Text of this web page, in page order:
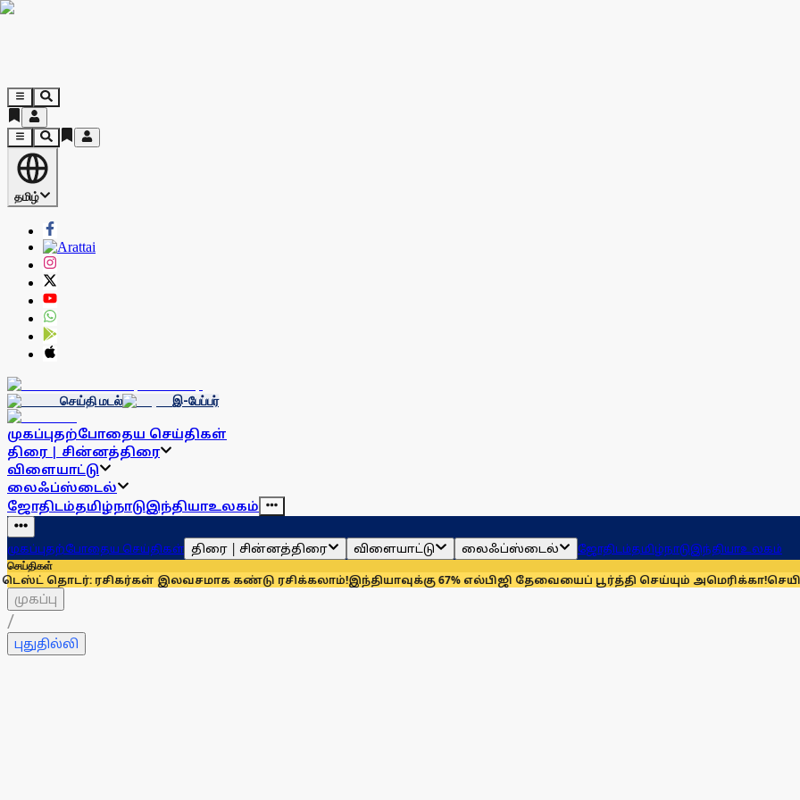
தமிழ்
செய்தி மடல் இ-பேப்பர்
முகப்புதற்போதைய செய்திகள்
திரை | சின்னத்திரை
விளையாட்டு
லைஃப்ஸ்டைல்
ஜோதிடம்தமிழ்நாடுஇந்தியாஉலகம்
முகப்புதற்போதைய செய்திகள் திரை | சின்னத்திரை விளையாட்டு லைஃப்ஸ்டைல் ஜோதிடம்தமிழ்நாடுஇந்தியாஉலகம்
செய்திகள்
ரசிகர்கள் இலவசமாக கண்டு ரசிக்கலாம்!இந்தியாவுக்கு 67% எல்பிஜி தேவையைப் பூர்த்தி செய்யும் அமெரிக்கா!செயின்ட் லூயிஸ்
முகப்பு
/
புதுதில்லி